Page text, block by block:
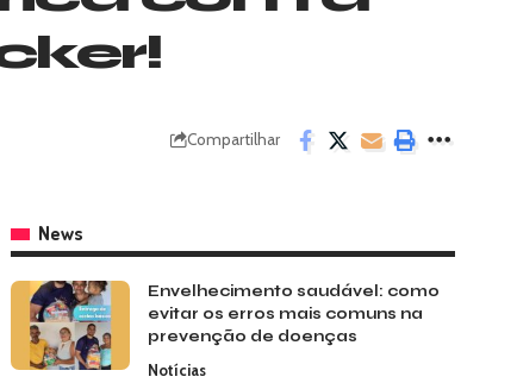
Compartilhar
News
Envelhecimento saudável: como
evitar os erros mais comuns na
prevenção de doenças
Notícias